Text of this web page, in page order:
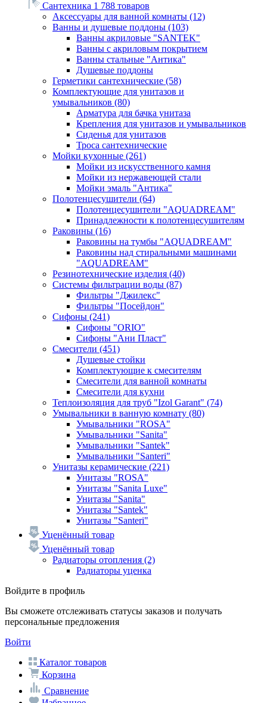
Сантехника 1 788 товаров
Аксессуары для ванной комнаты (12)
Ванны и душевые поддоны (103)
Ванны акриловые "SANTEK"
Ванны с акриловым покрытием
Ванны стальные "Антика"
Душевые поддоны
Герметики сантехнические (58)
Комплектующие для унитазов и
умывальников (80)
Арматура для бачка унитаза
Крепления для унитазов и умывальников
Сиденья для унитазов
Троса сантехнические
Мойки кухонные (261)
Мойки из искусственного камня
Мойки из нержавеющей стали
Мойки эмаль "Антика"
Полотенцесушители (64)
Полотенцесушители "AQUADREAM"
Принадлежности к полотенцесушителям
Раковины (16)
Раковины на тумбы "AQUADREAM"
Раковины над стиральными машинами
"AQUADREAM"
Резинотехнические изделия (40)
Системы фильтрации воды (87)
Фильтры "Джилекс"
Фильтры "Посейдон"
Сифоны (241)
Сифоны "ORIO"
Сифоны "Ани Пласт"
Смесители (451)
Душевые стойки
Комплектующие к смесителям
Смесители для ванной комнаты
Смесители для кухни
Теплоизоляция для труб "Izol Garant" (74)
Умывальники в ванную комнату (80)
Умывальники "ROSA"
Умывальники "Sanita"
Умывальники "Santek"
Умывальники "Santeri"
Унитазы керамические (221)
Унитазы "ROSA"
Унитазы "Sanita Luxe"
Унитазы "Sanita"
Унитазы "Santek"
Унитазы "Santeri"
Уценённый товар
Уценённый товар
Радиаторы отопления (2)
Радиаторы уценка
Войдите в профиль
Вы сможете отслеживать статусы заказов и получать
персональные предложения
Войти
Каталог товаров
Корзина
Сравнение